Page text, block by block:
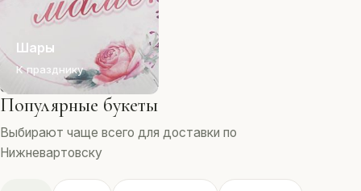
Шары
К празднику
Популярные букеты
Выбирают чаще всего для доставки по
Нижневартовску